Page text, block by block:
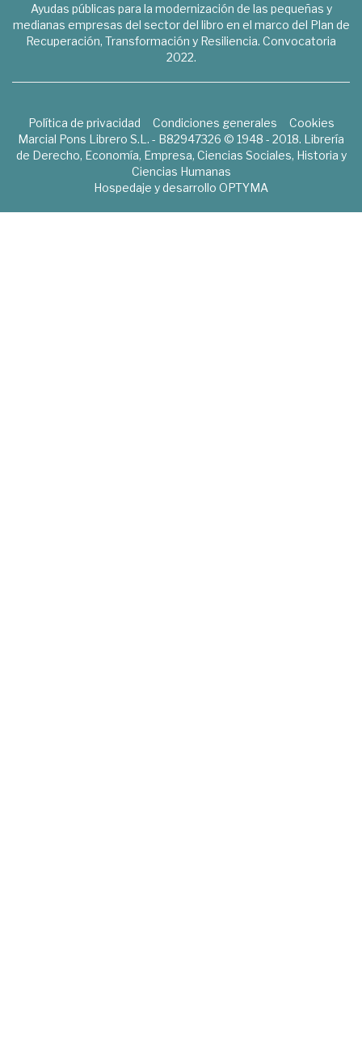
Ayudas públicas para la modernización de las pequeñas y
medianas empresas del sector del libro en el marco del Plan de
Recuperación, Transformación y Resiliencia. Convocatoria
2022.
Política de privacidad Condiciones generales
Cookies
Marcial Pons Librero S.L. - B82947326 © 1948 - 2018. Librería
de Derecho, Economía, Empresa, Ciencias Sociales, Historia y
Ciencias Humanas
Hospedaje y desarrollo OPTYMA